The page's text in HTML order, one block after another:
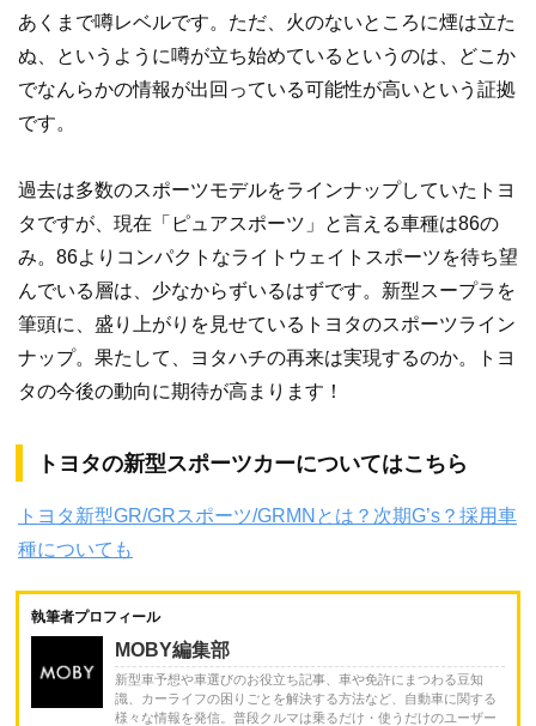
あくまで噂レベルです。ただ、火のないところに煙は立た
ぬ、というように噂が立ち始めているというのは、どこか
でなんらかの情報が出回っている可能性が高いという証拠
です。
過去は多数のスポーツモデルをラインナップしていたトヨ
タですが、現在「ピュアスポーツ」と言える車種は86の
み。86よりコンパクトなライトウェイトスポーツを待ち望
んでいる層は、少なからずいるはずです。新型スープラを
筆頭に、盛り上がりを見せているトヨタのスポーツライン
ナップ。果たして、ヨタハチの再来は実現するのか。トヨ
タの今後の動向に期待が高まります！
トヨタの新型スポーツカーについてはこちら
トヨタ新型GR/GRスポーツ/GRMNとは？次期G’s？採用車
種についても
執筆者プロフィール
MOBY編集部
新型車予想や車選びのお役立ち記事、車や免許にまつわる豆知
識、カーライフの困りごとを解決する方法など、自動車に関する
様々な情報を発信。普段クルマは乗るだけ・使うだけのユーザー